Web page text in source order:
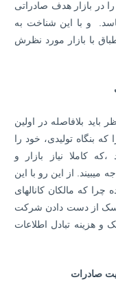
در بازار هدف صادراتی
و با این شناخت به
با بازار مورد نظرش
بلافاصله در اولین
بنگاه تولیدی، خود را
کاملا نیاز بازار و
از این رو با این
چرا که مالکان کانال­های
ریسک از دست دادن شرکت
هزینه تبادل اطلاعات
صادرات